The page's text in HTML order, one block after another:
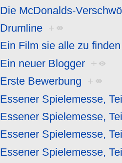
Die McDonalds-
Drumline +
Ein Film sie alle zu finden
Ein neuer Blogger +
Erste Bewerbung +
Essener Spielemesse,
Essener Spielemesse,
Essener Spielemesse,
Essener Spielemesse,